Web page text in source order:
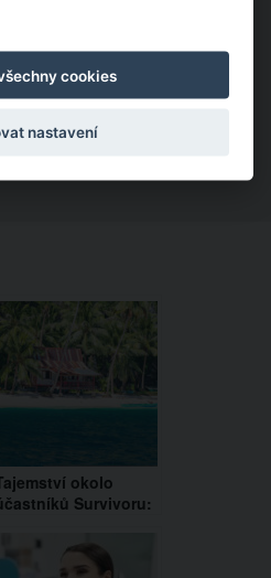
okolo
Survivoru:
letišti?
cookies
nastavení